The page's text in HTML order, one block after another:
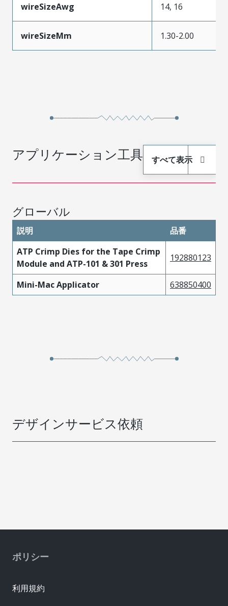
wireSizeAwg 14, 16
wireSizeMm 1.30-2.00
アプリケーション工具 すべて表示
グローバル
説明
品番
ATP Crimp Dies for the Tape Crimp
Module and ATP-101 & 301 Press
192880123
Mini-Mac Applicator 638850400
デザインサービス依頼
ポリシー
利用規約